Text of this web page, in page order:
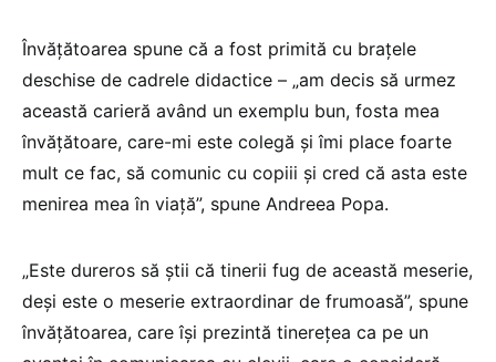
Învățătoarea spune că a fost primită cu brațele
deschise de cadrele didactice – „am decis să urmez
această carieră având un exemplu bun, fosta mea
învățătoare, care-mi este colegă și îmi place foarte
mult ce fac, să comunic cu copiii și cred că asta este
menirea mea în viață”, spune Andreea Popa.
„Este dureros să știi că tinerii fug de această meserie,
deși este o meserie extraordinar de frumoasă”, spune
învățătoarea, care își prezintă tinerețea ca pe un